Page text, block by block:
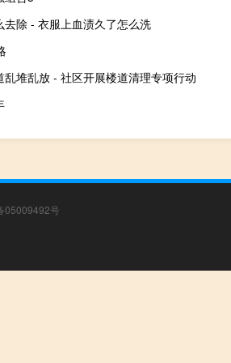
去除 - 衣服上血渍久了怎么洗
乱堆乱放 - 社区开展楼道清理专项行动
05009492号